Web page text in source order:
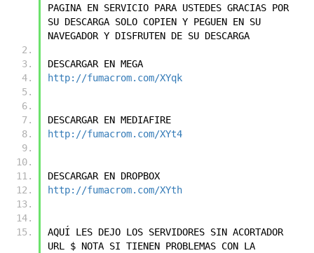
PAGINA EN SERVICIO PARA USTEDES GRACIAS POR
SU DESCARGA SOLO COPIEN Y PEGUEN EN SU
NAVEGADOR Y DISFRUTEN DE SU DESCARGA
DESCARGAR EN MEGA
http://fumacrom.com/XYqk
DESCARGAR EN MEDIAFIRE
http://fumacrom.com/XYt4
DESCARGAR EN DROPBOX
http://fumacrom.com/XYth
AQUÍ LES DEJO LOS SERVIDORES SIN ACORTADOR
URL $ NOTA SI TIENEN PROBLEMAS CON LA